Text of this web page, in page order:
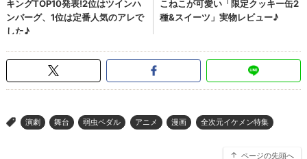
> 演劇 舞台 弱虫ペダル アニメ 漫画 全次元イケメン特集
ページの先頭へ